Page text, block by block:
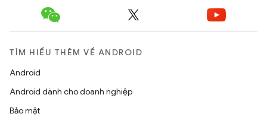
TÌM HIỂU THÊM VỀ ANDROID
Android
Android dành cho doanh nghiệp
Bảo mật